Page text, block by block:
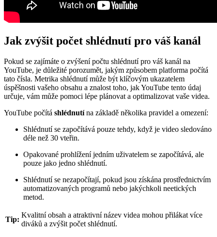
Jak zvýšit počet shlédnutí pro váš kanál
Pokud se zajímáte o zvýšení počtu shlédnutí pro váš kanál na
YouTube, je důležité porozumět, jakým způsobem platforma počítá
tato čísla. Metrika shlédnutí může být klíčovým ukazatelem
úspěšnosti vašeho obsahu a znalost toho, jak YouTube tento údaj
určuje, vám může pomoci lépe plánovat a optimalizovat vaše videa.
YouTube počítá shlédnutína základě několika pravidel a omezení:
Shlédnutí se započítává pouze tehdy, když je video sledováno
déle než 30 vteřin.
Opakované prohlížení jedním uživatelem se započítává, ale
pouze jako jedno shlédnutí.
Shlédnutí se nezapočítají, pokud jsou získána prostřednictvím
automatizovaných programů nebo jakýchkoli neetických
metod.
Tip:
Kvalitní obsah a atraktivní název videa mohou přilákat více
diváků a zvýšit počet shlédnutí.